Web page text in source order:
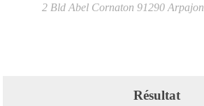
2 Bld Abel Cornaton 91290 Arpajon
Résultat